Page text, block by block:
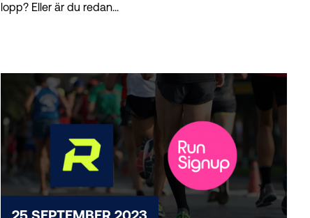
lopp? Eller är du redan...